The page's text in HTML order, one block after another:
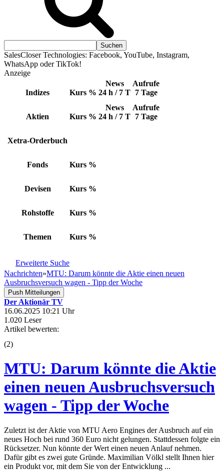
SalesCloser Technologies: Facebook, YouTube, Instagram,
WhatsApp oder TikTok!
Anzeige
Indizes Kurs %
News
24 h / 7 T
Aufrufe
7 Tage
Aktien Kurs %
News
24 h / 7 T
Aufrufe
7 Tage
Xetra-Orderbuch
Fonds Kurs %
Devisen Kurs %
Rohstoffe Kurs %
Themen Kurs %
Erweiterte Suche
Nachrichten»MTU: Darum könnte die Aktie einen neuen
Ausbruchsversuch wagen - Tipp der Woche
Push Mitteilungen
Der Aktionär TV
16.06.2025 10:21 Uhr
1.020 Leser
Artikel bewerten:
(2)
MTU: Darum könnte die Aktie
einen neuen Ausbruchsversuch
wagen - Tipp der Woche
Zuletzt ist der Aktie von MTU Aero Engines der Ausbruch auf ein
neues Hoch bei rund 360 Euro nicht gelungen. Stattdessen folgte ein
Rücksetzer. Nun könnte der Wert einen neuen Anlauf nehmen.
Dafür gibt es zwei gute Gründe. Maximilian Völkl stellt Ihnen hier
ein Produkt vor, mit dem Sie von der Entwicklung ...